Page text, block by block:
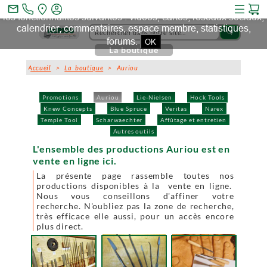
search
Promotions Auriou Lie-Nielsen
Hock Tools
Knew Concepts
Blue Spruce Veritas
Narex
Temple Tool
Scharwaechter
Affûtage et entretien
Autres outils
La boutique
Accueil >La boutique > Auriou
L'ensemble des productions Auriou est en
vente en ligne ici.
La présente page rassemble toutes nos
productions disponibles à la vente en ligne.
Nous vous conseillons d'affiner votre
recherche. N'oubliez pas la zone de recherche,
très efficace elle aussi, pour un accès encore
plus direct.
mail_outline
Ce site et des sites tiers qu'il utilise collectent des cookies pour
les fonctionnalités suivantes : vidéos, cartes, réseaux sociaux,
calendrier, commentaires, espace membre, statistiques,
forums. OK